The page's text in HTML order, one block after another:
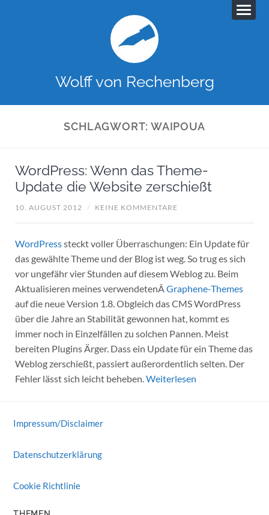
Wolff von Rechenberg
SCHLAGWORT: WAIPOUA
WordPress: Wenn das Theme-
Update die Website zerschießt
10. AUGUST 2012 / KEINE KOMMENTARE
WordPresssteckt voller Überraschungen: Ein Update für
das gewählte Theme und der Blog ist weg. So trug es sich
vor ungefähr vier Stunden auf diesem Weblog zu. Beim
Aktualisieren meines verwendetenÂGraphene-Themes
auf die neue Version 1.8. Obgleich das CMS WordPress
über die Jahre an Stabilität gewonnen hat, kommt es
immer noch in Einzelfällen zu solchen Pannen. Meist
bereiten Plugins Ärger. Dass ein Update für ein Theme das
Weblog zerschießt, passiert außerordentlich selten. Der
Fehler lässt sich leicht beheben.Weiterlesen
Impressum/Disclaimer
Datenschutzerklärung
Cookie Richtlinie